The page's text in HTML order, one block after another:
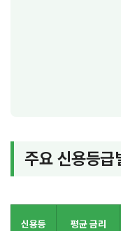
주요 신용등급
신용등
평균 금리